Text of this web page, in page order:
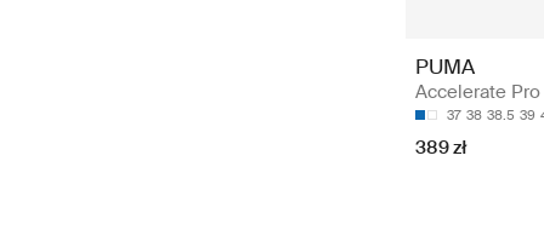
PUMA
Accelerate
37 38 38.5 39
389 zł